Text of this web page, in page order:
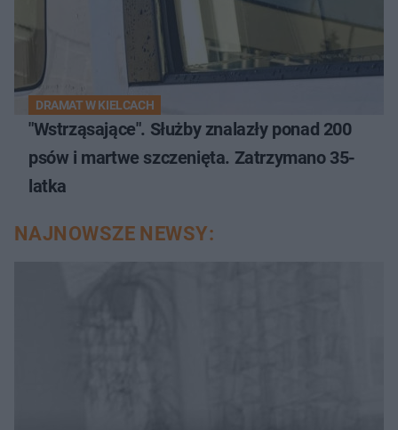
DRAMAT W KIELCACH
"Wstrząsające". Służby znalazły ponad 200
psów i martwe szczenięta. Zatrzymano 35-
latka
NAJNOWSZE NEWSY: